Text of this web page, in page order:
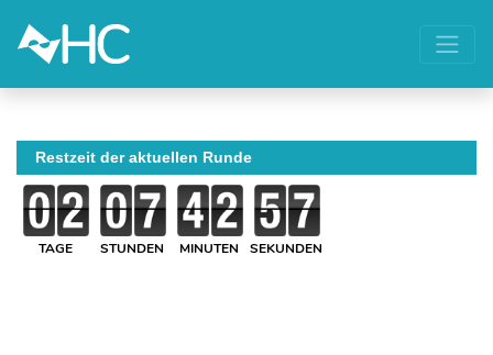
Restzeit der aktuellen Runde
TAGE STUNDEN MINUTEN SEKUNDEN